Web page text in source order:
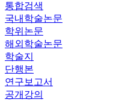
통합검색
국내학술논문
학위논문
해외학술논문
학술지
단행본
연구보고서
공개강의